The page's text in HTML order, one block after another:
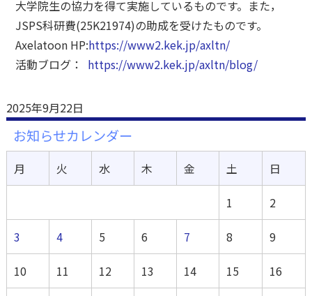
大学院生の協力を得て実施しているものです。また，
JSPS科研費(25K21974)の助成を受けたものです。
Axelatoon HP:https://www2.kek.jp/axltn/
活動ブログ： https://www2.kek.jp/axltn/blog/
2025年9月22日
お知らせカレンダー
月 火 水 木 金 土 日
1 2
3 4 5 6 7 8 9
10 11 12 13 14 15 16